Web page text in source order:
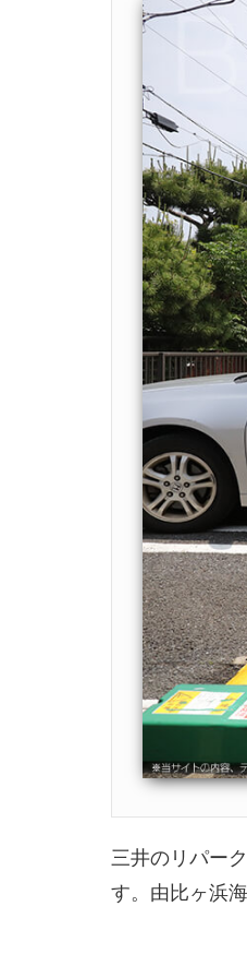
三井のリパー
す。由比ヶ浜